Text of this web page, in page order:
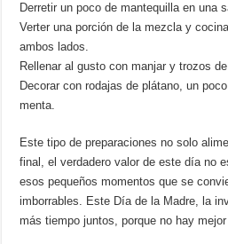
Derretir un poco de mantequilla en una
Verter una porción de la mezcla y
ambos lados.
Rellenar al gusto con manjar y trozos
Decorar con rodajas de plátano, un
menta.
Este tipo de preparaciones no solo
final, el verdadero valor de este día no
esos pequeños momentos que se
imborrables. Este Día de la Madre, la
más tiempo juntos, porque no hay